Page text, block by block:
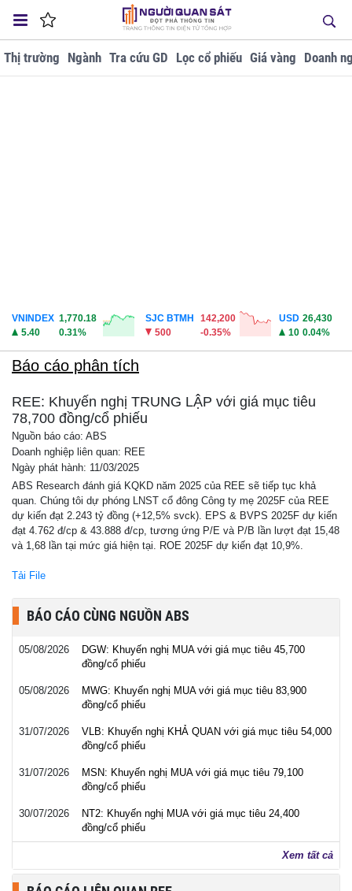
Thị trường Ngành Tra cứu GD Lọc cổ phiếu Giá vàng Doanh
VNINDEX 1,770.18
5.40
0.31%
SJC BTMH
142,200
500
-0.35%
USD 26,430
10 0.04%
Báo cáo phân tích
REE: Khuyến nghị TRUNG LẬP với giá mục tiêu
78,700 đồng/cổ phiếu
Nguồn báo cáo: ABS
Doanh nghiệp liên quan: REE
Ngày phát hành: 11/03/2025
ABS Research đánh giá KQKD năm 2025 của REE sẽ tiếp tục khả
quan. Chúng tôi dự phóng LNST cổ đông Công ty mẹ 2025F của REE
dự kiến đạt 2.243 tỷ đồng (+12,5% svck). EPS & BVPS 2025F dự kiến
đạt 4.762 đ/cp & 43.888 đ/cp, tương ứng P/E và P/B lần lượt đạt 15,48
và 1,68 lần tại mức giá hiện tại. ROE 2025F dự kiến đạt 10,9%.
Tải File
BÁO CÁO CÙNG NGUỒN ABS
05/08/2026
DGW: Khuyến nghị MUA với giá mục tiêu 45,700
đồng/cổ phiếu
05/08/2026
MWG: Khuyến nghị MUA với giá mục tiêu 83,900
đồng/cổ phiếu
31/07/2026
VLB: Khuyến nghị KHẢ QUAN với giá mục tiêu 54,000
đồng/cổ phiếu
31/07/2026
MSN: Khuyến nghị MUA với giá mục tiêu 79,100
đồng/cổ phiếu
30/07/2026
NT2: Khuyến nghị MUA với giá mục tiêu 24,400
đồng/cổ phiếu
Xem tất cả